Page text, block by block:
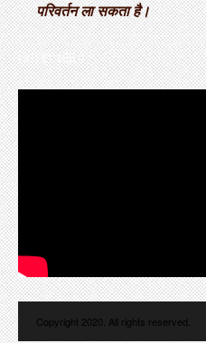
परिवर्तन ला सकता है।
LATEST VIDEO
Copyright 2020. All rights reserved.